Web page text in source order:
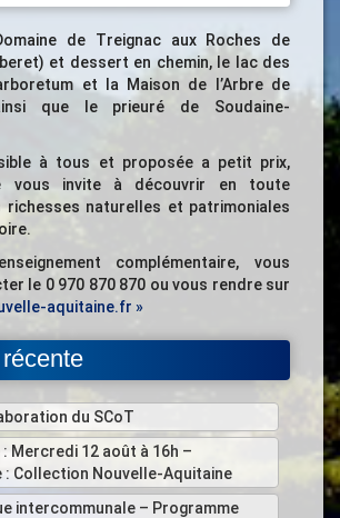
de Treignac aux Roches de
et dessert en chemin, le lac des
et la Maison de l’Arbre de
que le prieuré de Soudaine-
à tous et proposée a petit prix,
vous invite à découvrir en toute
richesses naturelles et patrimoniales
complémentaire, vous
le 0 970 870 870 ou vous rendre sur
aquitaine.fr »
du SCoT
Mercredi 12 août à 16h –
: Collection Nouvelle-Aquitaine
intercommunale – Programme